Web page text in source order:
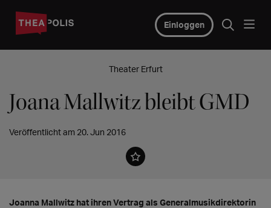
Einloggen
Theater Erfurt
Joana Mallwitz bleibt GMD
Veröffentlicht am 20. Jun 2016
Joanna Mallwitz hat ihren Vertrag als Generalmusikdirektorin